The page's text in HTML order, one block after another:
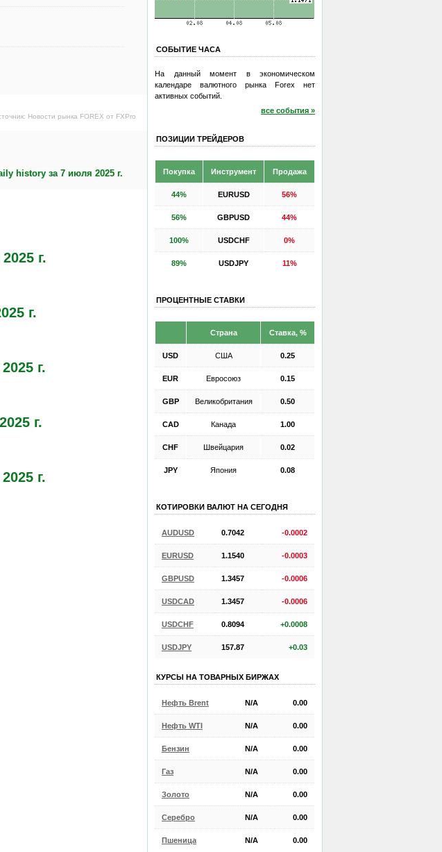
Новости рынка FOREX от FXPro
history за 7 июля 2025 г.
г.
г.
г.
г.
г.
СОБЫТИЕ ЧАСА
На данный момент в экономическом
календаре валютного рынка Forex нет
активных событий.
все события »
ПОЗИЦИИ ТРЕЙДЕРОВ
Покупка Инструмент Продажа
44% EURUSD 56%
56% GBPUSD 44%
100% USDCHF 0%
89% USDJPY 11%
ПРОЦЕНТНЫЕ СТАВКИ
Страна Ставка, %
USD США 0.25
EUR Евросоюз 0.15
GBP Великобритания 0.50
CAD Канада 1.00
CHF Швейцария 0.02
JPY Япония 0.08
КОТИРОВКИ ВАЛЮТ НА СЕГОДНЯ
AUDUSD 0.7042 -0.0002
EURUSD 1.1540 -0.0003
GBPUSD 1.3457 -0.0006
USDCAD 1.3457 -0.0006
USDCHF 0.8094 +0.0008
USDJPY 157.87 +0.03
КУРСЫ НА ТОВАРНЫХ БИРЖАХ
Нефть Brent N/A 0.00
Нефть WTI N/A 0.00
Бензин N/A 0.00
Газ N/A 0.00
Золото N/A 0.00
Серебро N/A 0.00
Пшеница N/A 0.00